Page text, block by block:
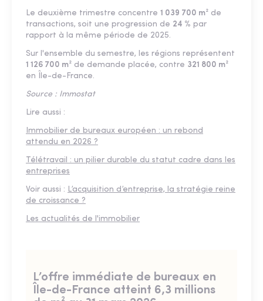
Le deuxième trimestre concentre 1 039 700 m² de
transactions, soit une progression de 24 % par
rapport à la même période de 2025.
Sur l'ensemble du semestre, les régions représentent
1 126 700 m² de demande placée, contre 321 800 m²
en Île-de-France.
Source : Immostat
Lire aussi :
Immobilier de bureaux européen : un rebond
attendu en 2026 ?
Télétravail : un pilier durable du statut cadre dans les
entreprises
Voir aussi : L’acquisition d’entreprise, la stratégie reine
de croissance ?
Les actualités de l'immobilier
L’offre immédiate de bureaux en
Île-de-France atteint 6,3 millions